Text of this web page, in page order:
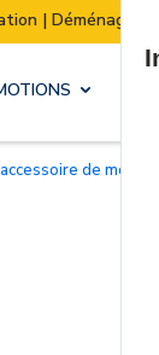
stock :
de montage